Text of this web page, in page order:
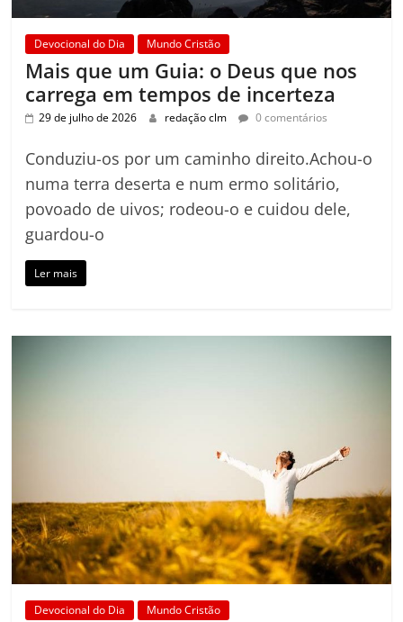
Devocional do Dia Mundo Cristão
Mais que um Guia: o Deus que nos
carrega em tempos de incerteza
29 de julho de 2026 redação clm 0 comentários
Conduziu-os por um caminho direito.Achou-o
numa terra deserta e num ermo solitário,
povoado de uivos; rodeou-o e cuidou dele,
guardou-o
Ler mais
Devocional do Dia Mundo Cristão